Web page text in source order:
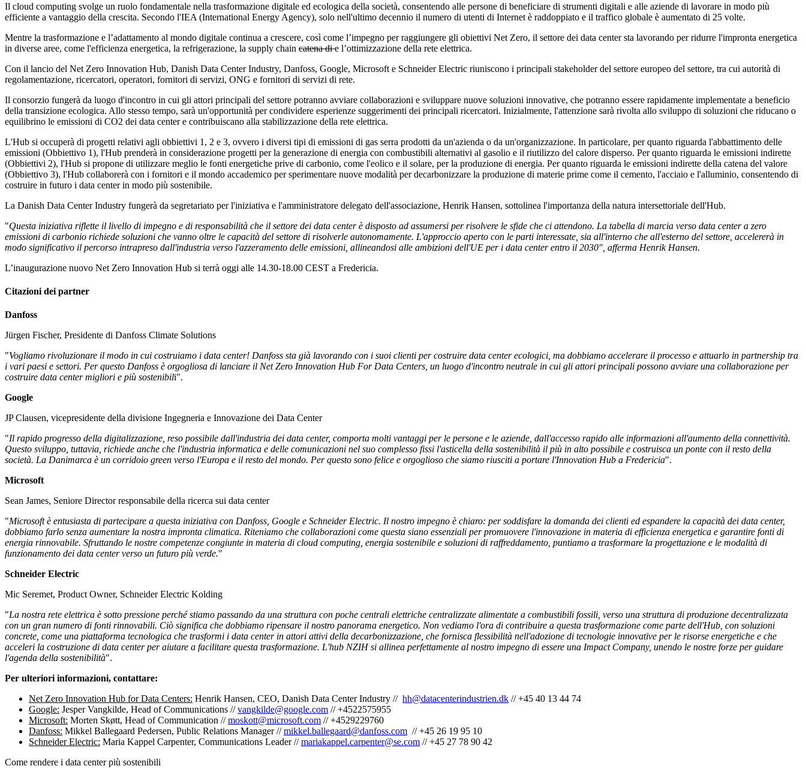
Il cloud computing svolge un ruolo fondamentale nella trasformazione digitale ed ecologica della società, consentendo alle persone di beneficiare di strumenti digitali e alle aziende di lavorare in modo più
efficiente a vantaggio della crescita. Secondo l'IEA (International Energy Agency), solo nell'ultimo decennio il numero di utenti di Internet è raddoppiato e il traffico globale è aumentato di 25 volte.
Mentre la trasformazione e l’adattamento al mondo digitale continua a crescere, così come l’impegno per raggiungere gli obiettivi Net Zero, il settore dei data center sta lavorando per ridurre l'impronta energetica
in diverse aree, come l'efficienza energetica, la refrigerazione, la supply chain catena die l’ottimizzazione della rete elettrica.
Con il lancio del Net Zero Innovation Hub, Danish Data Center Industry, Danfoss, Google, Microsoft e Schneider Electric riuniscono i principali stakeholder del settore europeo del settore, tra cui autorità di
regolamentazione, ricercatori, operatori, fornitori di servizi, ONG e fornitori di servizi di rete.
Il consorzio fungerà da luogo d'incontro in cui gli attori principali del settore potranno avviare collaborazioni e sviluppare nuove soluzioni innovative, che potranno essere rapidamente implementate a beneficio
della transizione ecologica. Allo stesso tempo, sarà un'opportunità per condividere esperienze suggerimenti dei principali ricercatori. Inizialmente, l'attenzione sarà rivolta allo sviluppo di soluzioni che riducano o
equilibrino le emissioni di CO2 dei data center e contribuiscano alla stabilizzazione della rete elettrica.
L'Hub si occuperà di progetti relativi agli obbiettivi 1, 2 e 3, ovvero i diversi tipi di emissioni di gas serra prodotti da un'azienda o da un'organizzazione. In particolare, per quanto riguarda l'abbattimento delle
emissioni (Obbiettivo 1), l'Hub prenderà in considerazione progetti per la generazione di energia con combustibili alternativi al gasolio e il riutilizzo del calore disperso. Per quanto riguarda le emissioni indirette
(Obbiettivi 2), l'Hub si propone di utilizzare meglio le fonti energetiche prive di carbonio, come l'eolico e il solare, per la produzione di energia. Per quanto riguarda le emissioni indirette della catena del valore
(Obbiettivo 3), l'Hub collaborerà con i fornitori e il mondo accademico per sperimentare nuove modalità per decarbonizzare la produzione di materie prime come il cemento, l'acciaio e l'alluminio, consentendo di
costruire in futuro i data center in modo più sostenibile.
La Danish Data Center Industry fungerà da segretariato per l'iniziativa e l'amministratore delegato dell'associazione, Henrik Hansen, sottolinea l'importanza della natura intersettoriale dell'Hub.
"Questa iniziativa riflette il livello di impegno e di responsabilità che il settore dei data center è disposto ad assumersi per risolvere le sfide che ci attendono. La tabella di marcia verso data center a zero
emissioni di carbonio richiede soluzioni che vanno oltre le capacità del settore di risolverle autonomamente. L'approccio aperto con le parti interessate, sia all'interno che all'esterno del settore, accelererà in
modo significativo il percorso intrapreso dall'industria verso l'azzeramento delle emissioni, allineandosi alle ambizioni dell'UE per i data center entro il 2030", afferma Henrik Hansen.
L’inaugurazione nuovo Net Zero Innovation Hub si terrà oggi alle 14.30-18.00 CEST a Fredericia.
Citazioni dei partner
Danfoss
Jürgen Fischer, Presidente di Danfoss Climate Solutions
"Vogliamo rivoluzionare il modo in cui costruiamo i data center! Danfoss sta già lavorando con i suoi clienti per costruire data center ecologici, ma dobbiamo accelerare il processo e attuarlo in partnership tra
i vari paesi e settori. Per questo Danfoss è orgogliosa di lanciare il Net Zero Innovation Hub For Data Centers, un luogo d'incontro neutrale in cui gli attori principali possono avviare una collaborazione per
costruire data center migliori e più sostenibili".
Google
JP Clausen, vicepresidente della divisione Ingegneria e Innovazione dei Data Center
"Il rapido progresso della digitalizzazione, reso possibile dall'industria dei data center, comporta molti vantaggi per le persone e le aziende, dall'accesso rapido alle informazioni all'aumento della connettività.
Questo sviluppo, tuttavia, richiede anche che l'industria informatica e delle comunicazioni nel suo complesso fissi l'asticella della sostenibilità il più in alto possibile e costruisca un ponte con il resto della
società. La Danimarca è un corridoio green verso l'Europa e il resto del mondo. Per questo sono felice e orgoglioso che siamo riusciti a portare l'Innovation Hub a Fredericia".
Microsoft
Sean James, Seniore Director responsabile della ricerca sui data center
"Microsoft è entusiasta di partecipare a questa iniziativa con Danfoss, Google e Schneider Electric. Il nostro impegno è chiaro: per soddisfare la domanda dei clienti ed espandere la capacità dei data center,
dobbiamo farlo senza aumentare la nostra impronta climatica. Riteniamo che collaborazioni come questa siano essenziali per promuovere l'innovazione in materia di efficienza energetica e garantire fonti di
energia rinnovabile. Sfruttando le nostre competenze congiunte in materia di cloud computing, energia sostenibile e soluzioni di raffreddamento, puntiamo a trasformare la progettazione e le modalità di
funzionamento dei data center verso un futuro più verde."
Schneider Electric
Mic Seremet, Product Owner, Schneider Electric Kolding
"La nostra rete elettrica è sotto pressione perché stiamo passando da una struttura con poche centrali elettriche centralizzate alimentate a combustibili fossili, verso una struttura di produzione decentralizzata
con un gran numero di fonti rinnovabili. Ciò significa che dobbiamo ripensare il nostro panorama energetico. Non vediamo l'ora di contribuire a questa trasformazione come parte dell'Hub, con soluzioni
concrete, come una piattaforma tecnologica che trasformi i data center in attori attivi della decarbonizzazione, che fornisca flessibilità nell'adozione di tecnologie innovative per le risorse energetiche e che
acceleri la costruzione di data center per aiutare a facilitare questa trasformazione. L'hub NZIH si allinea perfettamente al nostro impegno di essere una Impact Company, unendo le nostre forze per guidare
l'agenda della sostenibilità".
Per ulteriori informazioni, contattare:
Net Zero Innovation Hub for Data Centers: Henrik Hansen, CEO, Danish Data Center Industry // hh@datacenterindustrien.dk // +45 40 13 44 74
Google: Jesper Vangkilde, Head of Communications //vangkilde@google.com // +4522575955
Microsoft: Morten Skøtt, Head of Communication //moskott@microsoft.com // +4529229760
Danfoss: Mikkel Ballegaard Pedersen, Public Relations Manager //mikkel.ballegaard@danfoss.com // +45 26 19 95 10
Schneider Electric: Maria Kappel Carpenter, Communications Leader //mariakappel.carpenter@se.com // +45 27 78 90 42
Come rendere i data center più sostenibili